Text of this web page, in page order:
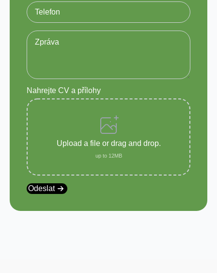
Telefon
Zpráva
Nahrejte CV a přílohy
Upload a fileor drag and drop.
up to 12MB
Odeslat